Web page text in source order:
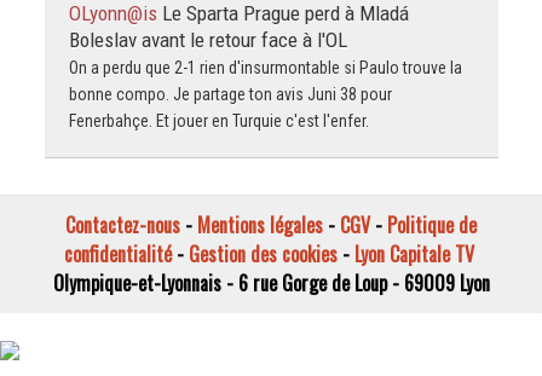
OLyonn@is Le Sparta Prague perd à Mladá
Boleslav avant le retour face à l'OL
On a perdu que 2-1 rien d'insurmontable si Paulo trouve la
bonne compo. Je partage ton avis Juni 38 pour
Fenerbahçe. Et jouer en Turquie c'est l'enfer.
Contactez-nous - Mentions légales - CGV- Politique de
confidentialité- Gestion des cookies- Lyon Capitale TV
Olympique-et-Lyonnais - 6 rue Gorge de Loup - 69009 Lyon